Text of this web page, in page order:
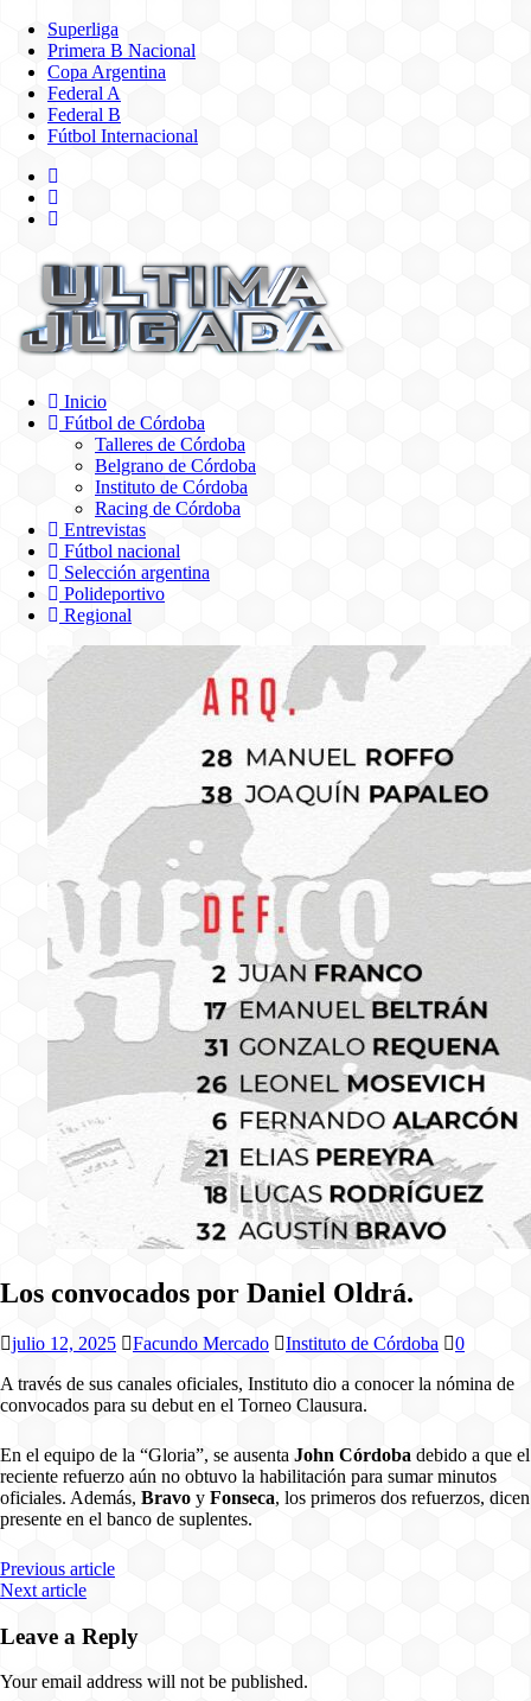
Superliga
Primera B Nacional
Copa Argentina
Federal A
Federal B
Fútbol Internacional
Inicio
Fútbol de Córdoba
Talleres de Córdoba
Belgrano de Córdoba
Instituto de Córdoba
Racing de Córdoba
Entrevistas
Fútbol nacional
Selección argentina
Polideportivo
Regional
Los convocados por Daniel Oldrá.
julio 12, 2025 Facundo Mercado Instituto de Córdoba
0
A través de sus canales oficiales, Instituto dio a conocer la nómina de
convocados para su debut en el Torneo Clausura.
En el equipo de la “Gloria”, se ausenta John Córdoba debido a que el
reciente refuerzo aún no obtuvo la habilitación para sumar minutos
oficiales. Además, Bravo y Fonseca, los primeros dos refuerzos, dicen
presente en el banco de suplentes.
Previous article
Next article
Leave a Reply
Your email address will not be published.